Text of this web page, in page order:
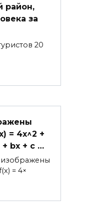
район,
за
20
= 4x^2 +
+ bx + c …
изображены
= 4×